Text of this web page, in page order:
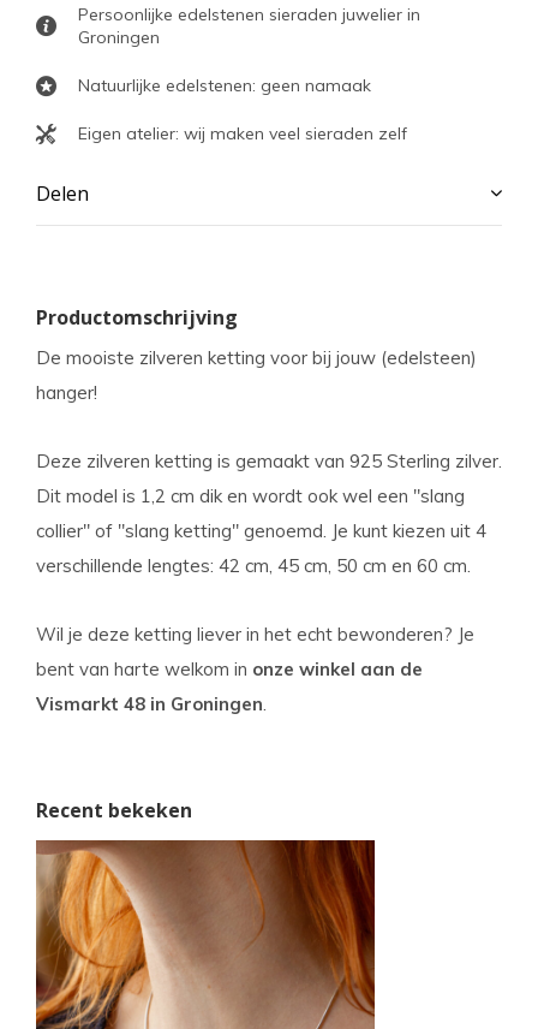
Persoonlijke edelstenen sieraden juwelier in
Groningen
Natuurlijke edelstenen: geen namaak
Eigen atelier: wij maken veel sieraden zelf
Delen
Productomschrijving
De mooiste zilveren ketting voor bij jouw (edelsteen)
hanger!
Deze zilveren ketting is gemaakt van 925 Sterling zilver.
Dit model is 1,2 cm dik en wordt ook wel een "slang
collier" of "slang ketting" genoemd. Je kunt kiezen uit 4
verschillende lengtes: 42 cm, 45 cm, 50 cm en 60 cm.
Wil je deze ketting liever in het echt bewonderen? Je
bent van harte welkom in onze winkel aan de
Vismarkt 48 in Groningen.
Recent bekeken